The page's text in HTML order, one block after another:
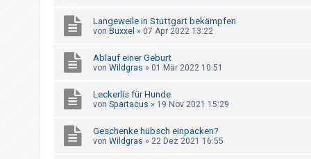
Langeweile in Stuttgart bekämpfen
von Buxxel » 07 Apr 2022 13:22
Ablauf einer Geburt
von Wildgras » 01 Mär 2022 10:51
Leckerlis für Hunde
von Spartacus » 19 Nov 2021 15:29
Geschenke hübsch einpacken?
von Wildgras » 22 Dez 2021 16:55